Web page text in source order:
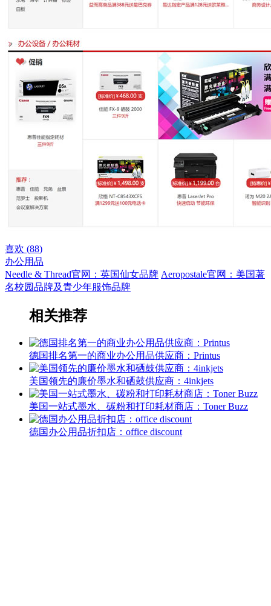
喜欢 (88)
办公用品
Needle & Thread官网：英国仙女品牌 Aeropostale官网：美国著
名校园品牌及青少年服饰品牌
相关推荐
德国排名第一的商业办公用品供应商：Printus
美国领先的廉价墨水和硒鼓供应商：4inkjets
美国一站式墨水、碳粉和打印耗材商店：Toner Buzz
德国办公用品折扣店：office discount